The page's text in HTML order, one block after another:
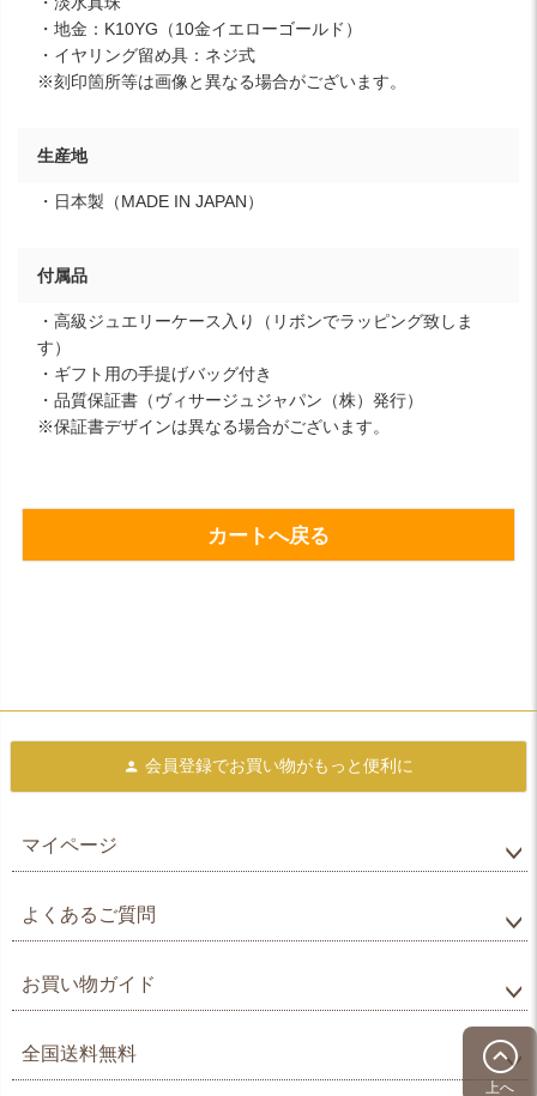
・地金：K10YG（10金イエローゴールド）
・イヤリング留め具：ネジ式
※刻印箇所等は画像と異なる場合がございます。
生産地
・日本製（MADE IN JAPAN）
付属品
・高級ジュエリーケース入り（リボンでラッピング致しま
す）
・ギフト用の手提げバッグ付き
・品質保証書（ヴィサージュジャパン（株）発行）
※保証書デザインは異なる場合がございます。
カートへ戻る
上へ
会員登録でお買い物がもっと便利に
マイページ
よくあるご質問
お買い物ガイド
全国送料無料